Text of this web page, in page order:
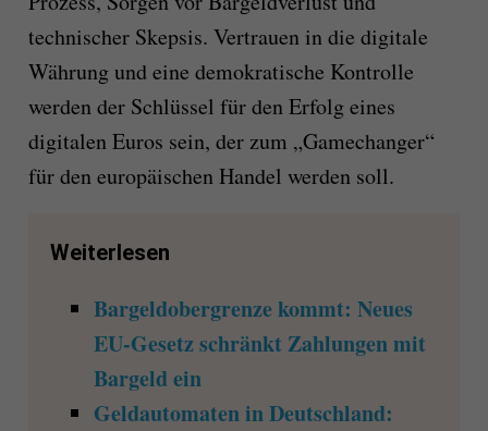
technischer Skepsis. Vertrauen in die digitale
Währung und eine demokratische Kontrolle
werden der Schlüssel für den Erfolg eines
digitalen Euros sein, der zum „Gamechanger“
für den europäischen Handel werden soll.
Weiterlesen
Bargeldobergrenze kommt: Neues
EU-Gesetz schränkt Zahlungen mit
Bargeld ein
Geldautomaten in Deutschland: